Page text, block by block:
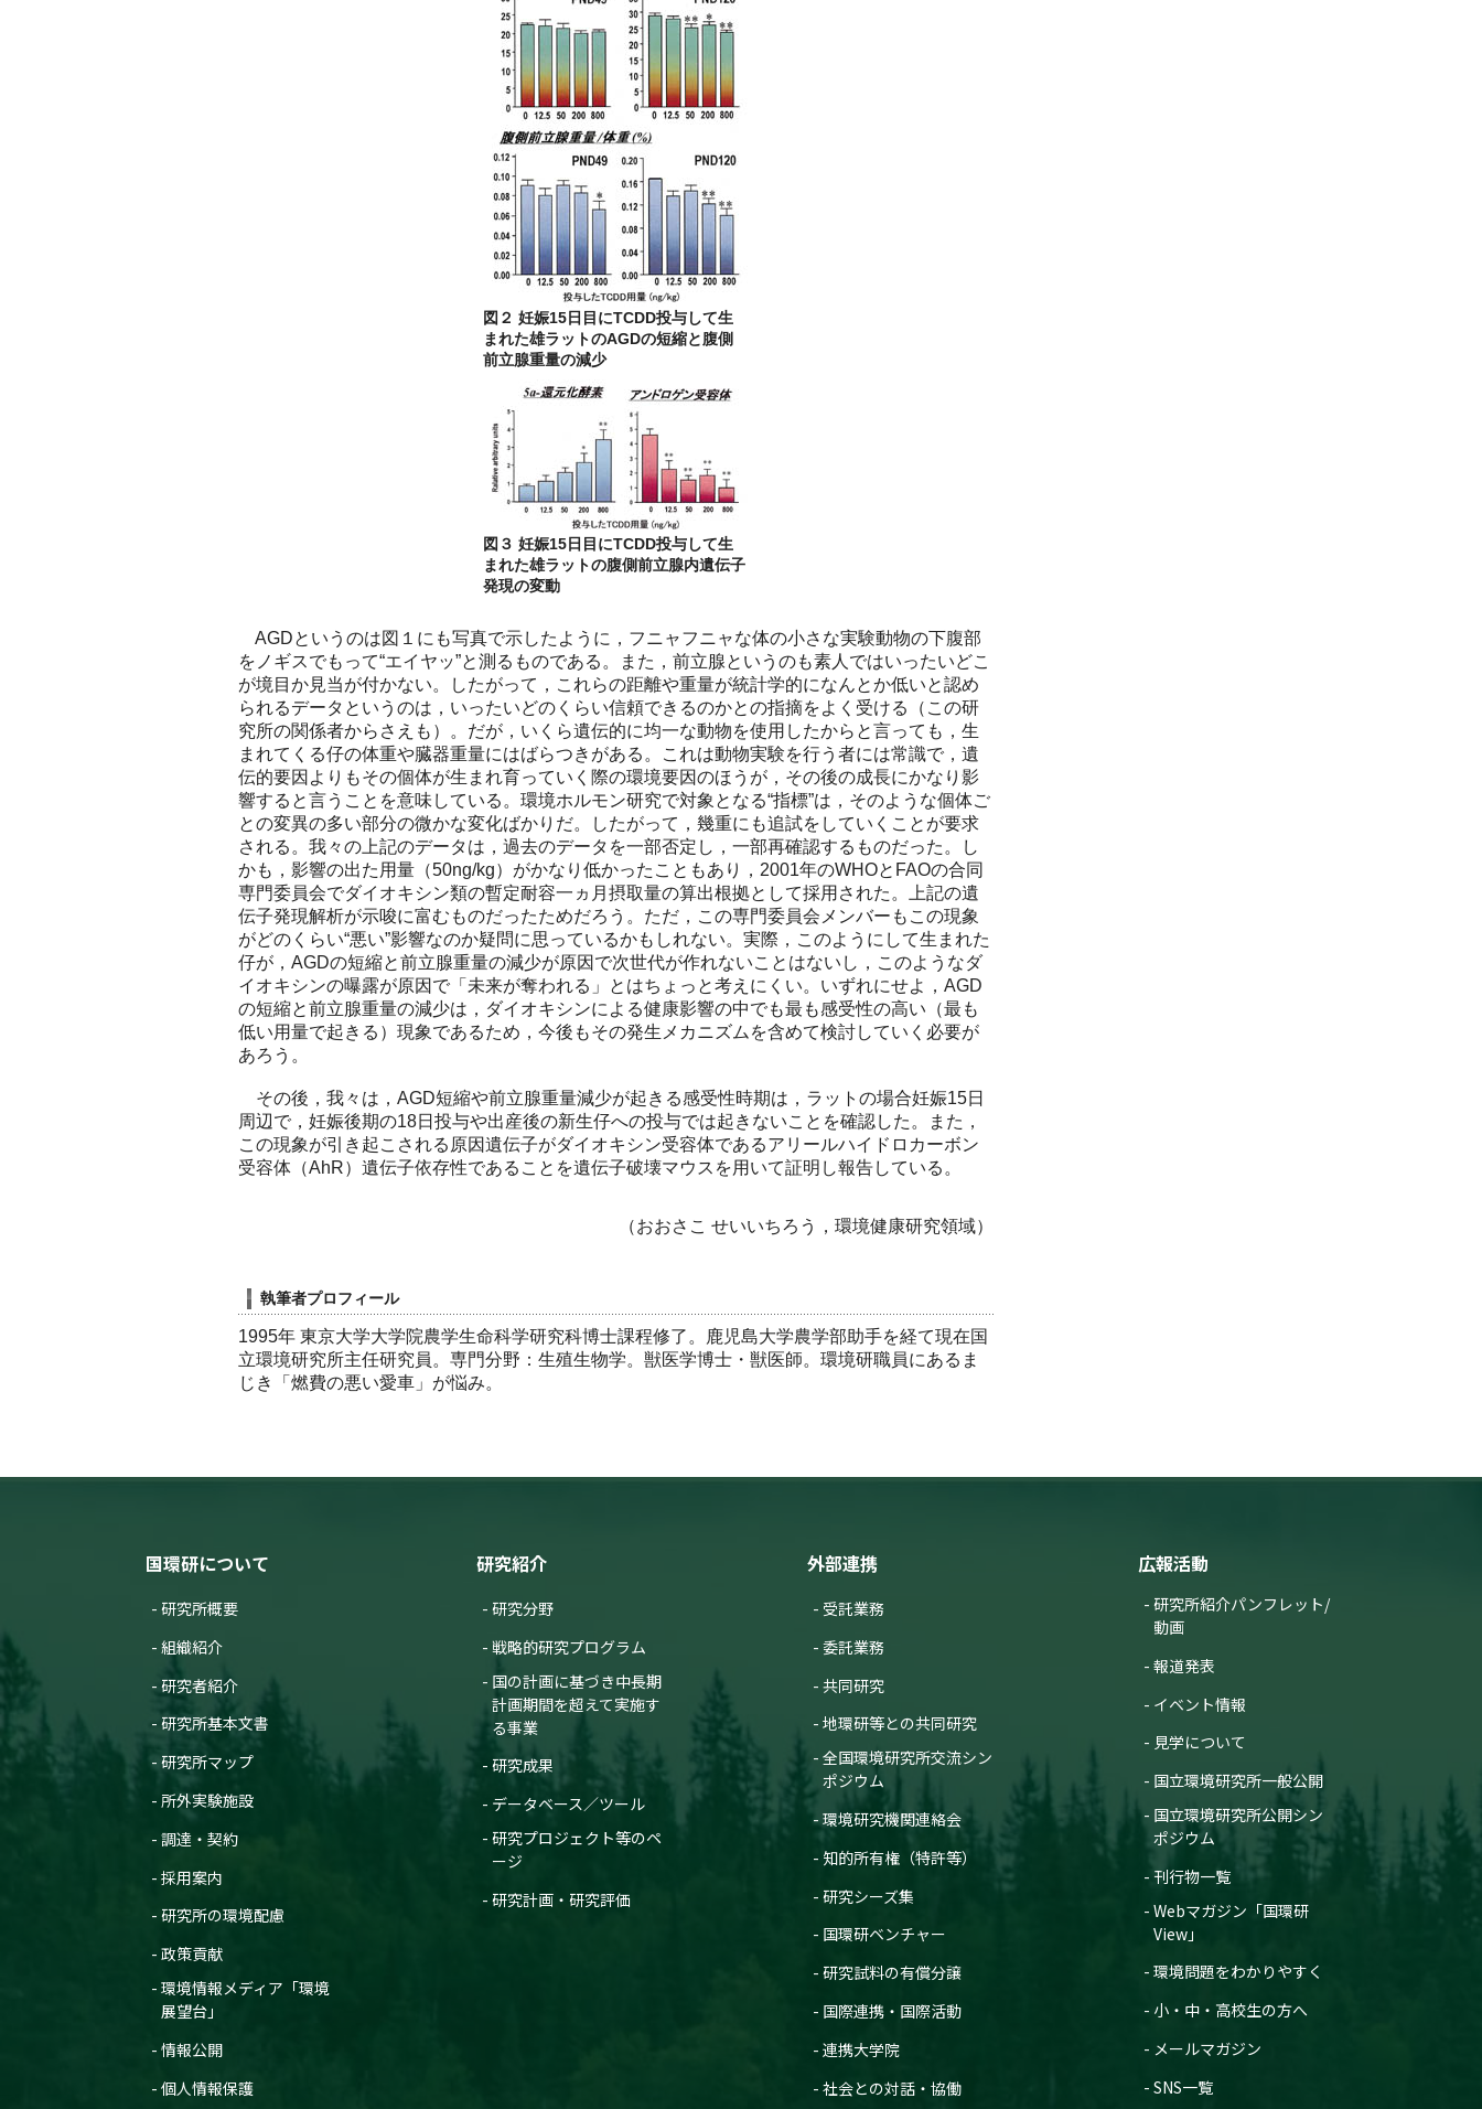
図２ 妊娠15日目にTCDD投与して生
まれた雄ラットのAGDの短縮と腹側
前立腺重量の減少
図３ 妊娠15日目にTCDD投与して生
まれた雄ラットの腹側前立腺内遺伝子
発現の変動
AGDというのは図１にも写真で示したように，フニャフニャな体の小さな実験動物の下腹部
をノギスでもって“エイヤッ”と測るものである。また，前立腺というのも素人ではいったいどこ
が境目か見当が付かない。したがって，これらの距離や重量が統計学的になんとか低いと認め
られるデータというのは，いったいどのくらい信頼できるのかとの指摘をよく受ける（この研
究所の関係者からさえも）。だが，いくら遺伝的に均一な動物を使用したからと言っても，生
まれてくる仔の体重や臓器重量にはばらつきがある。これは動物実験を行う者には常識で，遺
伝的要因よりもその個体が生まれ育っていく際の環境要因のほうが，その後の成長にかなり影
響すると言うことを意味している。環境ホルモン研究で対象となる“指標”は，そのような個体ご
との変異の多い部分の微かな変化ばかりだ。したがって，幾重にも追試をしていくことが要求
される。我々の上記のデータは，過去のデータを一部否定し，一部再確認するものだった。し
かも，影響の出た用量（50ng/kg）がかなり低かったこともあり，2001年のWHOとFAOの合同
専門委員会でダイオキシン類の暫定耐容一ヵ月摂取量の算出根拠として採用された。上記の遺
伝子発現解析が示唆に富むものだったためだろう。ただ，この専門委員会メンバーもこの現象
がどのくらい“悪い”影響なのか疑問に思っているかもしれない。実際，このようにして生まれた
仔が，AGDの短縮と前立腺重量の減少が原因で次世代が作れないことはないし，このようなダ
イオキシンの曝露が原因で「未来が奪われる」とはちょっと考えにくい。いずれにせよ，AGD
の短縮と前立腺重量の減少は，ダイオキシンによる健康影響の中でも最も感受性の高い（最も
低い用量で起きる）現象であるため，今後もその発生メカニズムを含めて検討していく必要が
あろう。
その後，我々は，AGD短縮や前立腺重量減少が起きる感受性時期は，ラットの場合妊娠15日
周辺で，妊娠後期の18日投与や出産後の新生仔への投与では起きないことを確認した。また，
この現象が引き起こされる原因遺伝子がダイオキシン受容体であるアリールハイドロカーボン
受容体（AhR）遺伝子依存性であることを遺伝子破壊マウスを用いて証明し報告している。
（おおさこ せいいちろう，環境健康研究領域）
執筆者プロフィール
1995年 東京大学大学院農学生命科学研究科博士課程修了。鹿児島大学農学部助手を経て現在国
立環境研究所主任研究員。専門分野：生殖生物学。獣医学博士・獣医師。環境研職員にあるま
じき「燃費の悪い愛車」が悩み。
国環研について
研究所概要
組織紹介
研究者紹介
研究所基本文書
研究所マップ
所外実験施設
調達・契約
採用案内
研究所の環境配慮
政策貢献
環境情報メディア「環境
展望台」
情報公開
個人情報保護
研究紹介
研究分野
戦略的研究プログラム
国の計画に基づき中長期
計画期間を超えて実施す
る事業
研究成果
データベース／ツール
研究プロジェクト等のペ
ージ
研究計画・研究評価
外部連携
受託業務
委託業務
共同研究
地環研等との共同研究
全国環境研究所交流シン
ポジウム
環境研究機関連絡会
知的所有権（特許等）
研究シーズ集
国環研ベンチャー
研究試料の有償分譲
国際連携・国際活動
連携大学院
社会との対話・協働
広報活動
研究所紹介パンフレット/
動画
報道発表
イベント情報
見学について
国立環境研究所一般公開
国立環境研究所公開シン
ポジウム
刊行物一覧
Webマガジン「国環研
View」
環境問題をわかりやすく
小・中・高校生の方へ
メールマガジン
SNS一覧